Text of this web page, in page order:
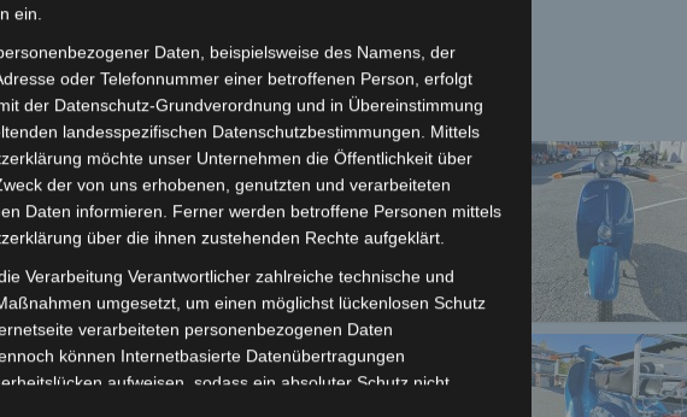
ein.
Daten, beispielsweise des Namens, der
oder Telefonnummer einer betroffenen Person, erfolgt
der Datenschutz-Grundverordnung und in Übereinstimmung
landesspezifischen Datenschutzbestimmungen. Mittels
möchte unser Unternehmen die Öffentlichkeit über
der von uns erhobenen, genutzten und verarbeiteten
Daten informieren. Ferner werden betroffene Personen mittels
über die ihnen zustehenden Rechte aufgeklärt.
Verarbeitung Verantwortlicher zahlreiche technische und
umgesetzt, um einen möglichst lückenlosen Schutz
verarbeiteten personenbezogenen Daten
können Internetbasierte Datenübertragungen
aufweisen, sodass ein absoluter Schutz nicht